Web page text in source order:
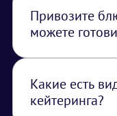
из Москвы
Привозите
можете
приготовить
разрешение от
(разрешены ли
или огня на
Какие есть
кейтеринга?